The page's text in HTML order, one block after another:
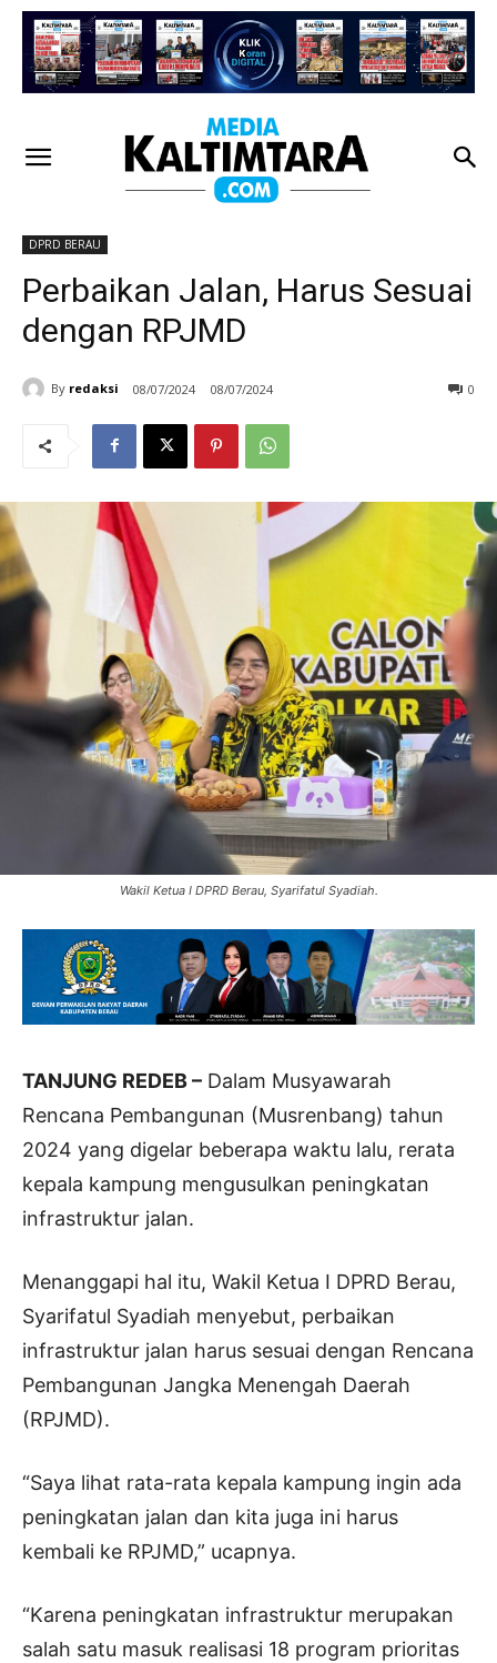
DPRD BERAU
Perbaikan Jalan, Harus Sesuai
dengan RPJMD
By redaksi 08/07/2024 08/07/2024 0
Wakil Ketua I DPRD Berau, Syarifatul Syadiah.
TANJUNG REDEB – Dalam Musyawarah
Rencana Pembangunan (Musrenbang) tahun
2024 yang digelar beberapa waktu lalu, rerata
kepala kampung mengusulkan peningkatan
infrastruktur jalan.
Menanggapi hal itu, Wakil Ketua I DPRD Berau,
Syarifatul Syadiah menyebut, perbaikan
infrastruktur jalan harus sesuai dengan Rencana
Pembangunan Jangka Menengah Daerah
(RPJMD).
“Saya lihat rata-rata kepala kampung ingin ada
peningkatan jalan dan kita juga ini harus
kembali ke RPJMD,” ucapnya.
“Karena peningkatan infrastruktur merupakan
salah satu masuk realisasi 18 program prioritas